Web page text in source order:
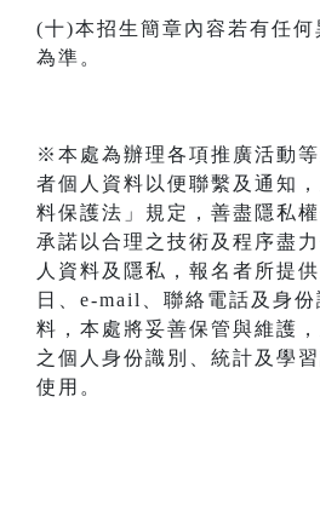
(十)本招生簡章內容若有任何
為準。
※本處為辦理各項推廣活動
者個人資料以便聯繫及通知
料保護法」規定，善盡隱私
承諾以合理之技術及程序盡
人資料及隱私，報名者所提
日、e-mail、聯絡電話及身
料，本處將妥善保管與維護
之個人身份識別、統計及學
使用。